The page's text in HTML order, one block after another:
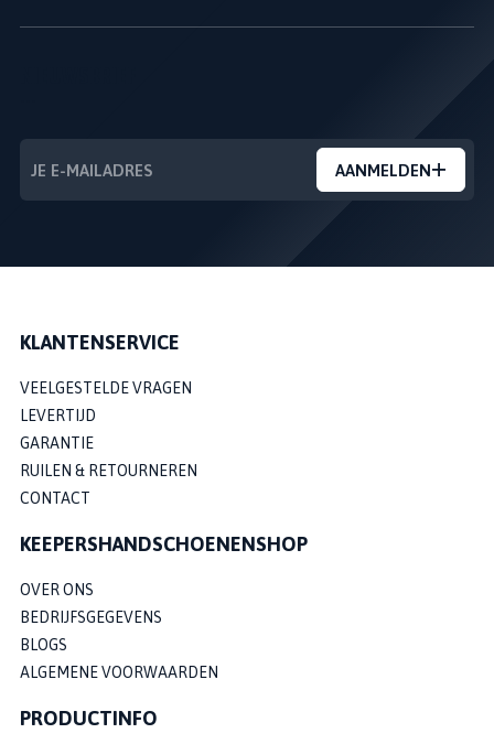
AANMELDEN
KLANTENSERVICE
VEELGESTELDE VRAGEN
LEVERTIJD
GARANTIE
RUILEN & RETOURNEREN
CONTACT
KEEPERSHANDSCHOENENSHOP
OVER ONS
BEDRIJFSGEGEVENS
BLOGS
ALGEMENE VOORWAARDEN
PRODUCTINFO